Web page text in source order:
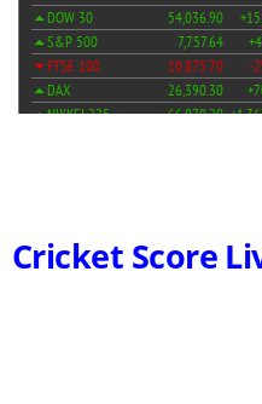
Cricket Score